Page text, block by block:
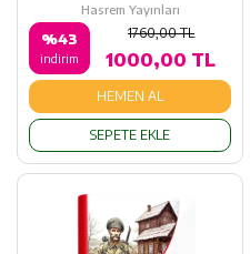
Hasrem Yayınları
%43
indirim
1760,00 TL
1000,00 TL
HEMEN AL
SEPETE EKLE